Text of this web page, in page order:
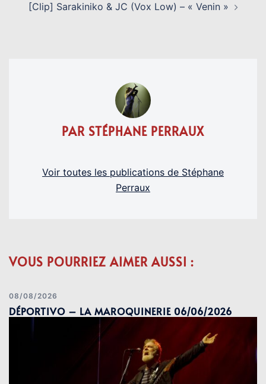
[Clip] Sarakiniko & JC (Vox Low) – « Venin »
PAR STÉPHANE PERRAUX
Voir toutes les publications de Stéphane
Perraux
VOUS POURRIEZ AIMER AUSSI :
08/08/2026
DÉPORTIVO – LA MAROQUINERIE 06/06/2026